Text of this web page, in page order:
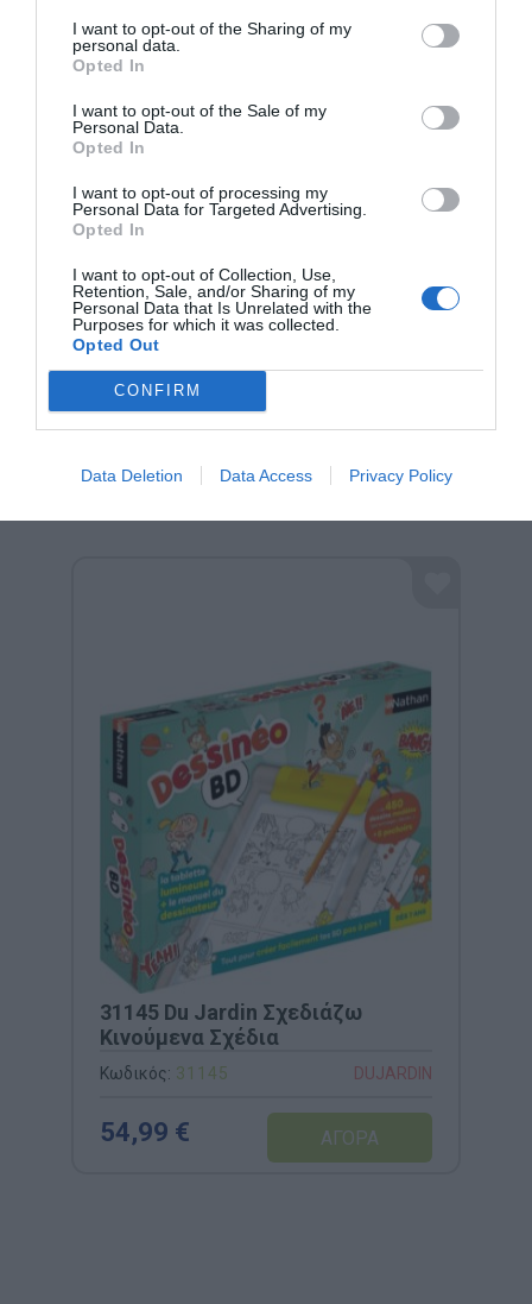
I want to opt-out of the Sharing of my
personal data.
Opted In
I want to opt-out of the Sale of my
Personal Data.
Opted In
I want to opt-out of processing my
Personal Data for Targeted Advertising.
Opted In
I want to opt-out of Collection, Use,
Retention, Sale, and/or Sharing of my
Personal Data that Is Unrelated with the
Purposes for which it was collected.
Opted Out
CONFIRM
Data Deletion Data Access Privacy Policy
επιτραπέζια παιχνίδια.
Χάρη στη συνεργασία τριών αγαπημένων ευρωπαϊκών
εταιριών, τα παιχνίδια Dujardin ξεχωρίζουν για την
την εντυπωσιακή τους συσκευασία. Παράλληλα,
προσφέρουν εκπαιδευτική αξία και βοηθούν στην
ανάπτυξη δεξιοτήτων όπως η παρατηρητικότητα, η
λογική σκέψη και η δημιουργικότητα.
Ανακαλύψτε τη συλλογήDujardinκαι βρείτε μοναδικά
παιχνίδια που θα χαρίσουν στα παιδιά ώρες
31145 Du Jardin Σχεδιάζω
Κινούμενα Σχέδια
Κωδικός: 31145 DUJARDIN
54,99 €